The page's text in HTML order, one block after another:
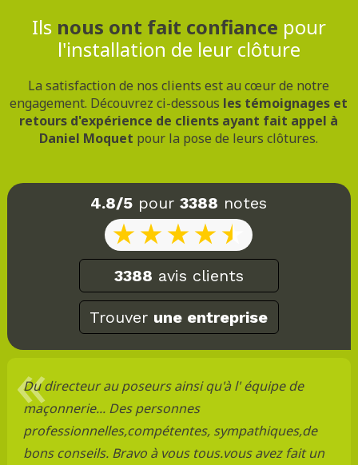
Ils nous ont fait confiance pour
l'installation de leur clôture
La satisfaction de nos clients est au cœur de notre
engagement. Découvrez ci-dessous les témoignages et
retours d'expérience de clients ayant fait appel à
Daniel Moquet pour la pose de leurs clôtures.
4.8/5 pour3388 notes
3388 avis clients
Trouver une entreprise
Du directeur au poseurs ainsi qu'à l' équipe de
maçonnerie... Des personnes
professionnelles,compétentes, sympathiques,de
bons conseils. Bravo à vous tous.vous avez fait un